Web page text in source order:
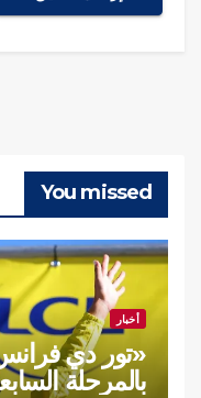
You missed
أخبار
«تور دي
بالمرحلة